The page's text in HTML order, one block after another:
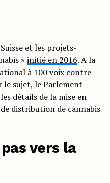
et les projets-
» initié en 2016. A la
à 100 voix contre
sujet, le Parlement
détails de la mise en
distribution de cannabis
vers la